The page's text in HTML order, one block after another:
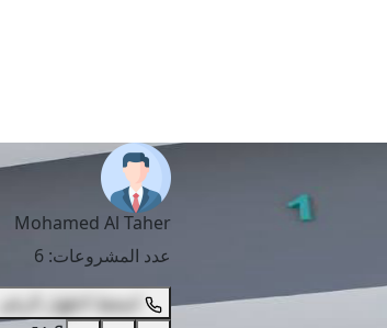
Mohamed Al Taher
عدد المشروعات:
6
اضغط لاظهار الرقم